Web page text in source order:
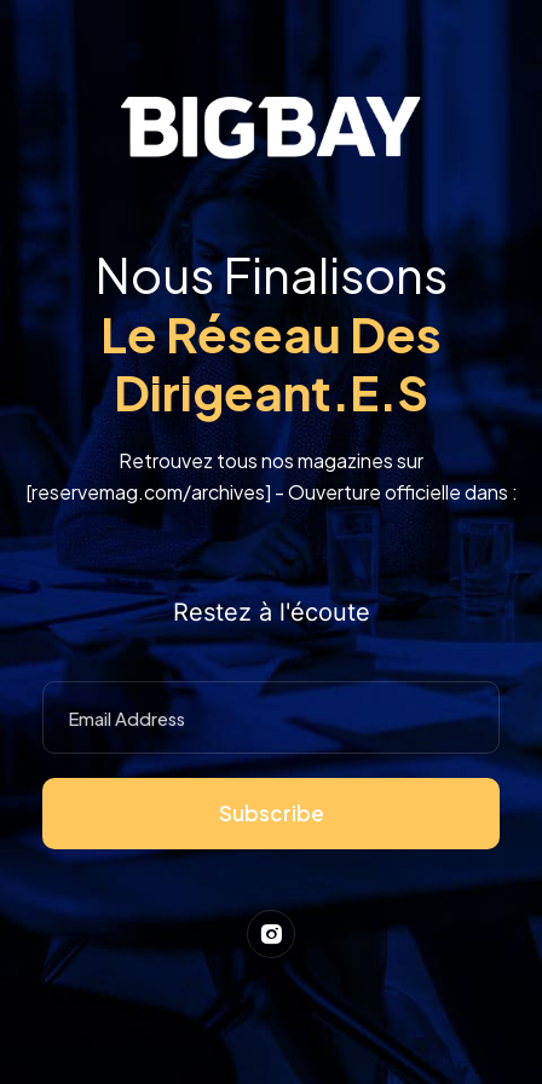
Nous Finalisons
Le Réseau Des
Dirigeant.e.s
Retrouvez tous nos magazines sur
[reservemag.com/archives] - Ouverture officielle dans :
Restez à l'écoute
Subscribe